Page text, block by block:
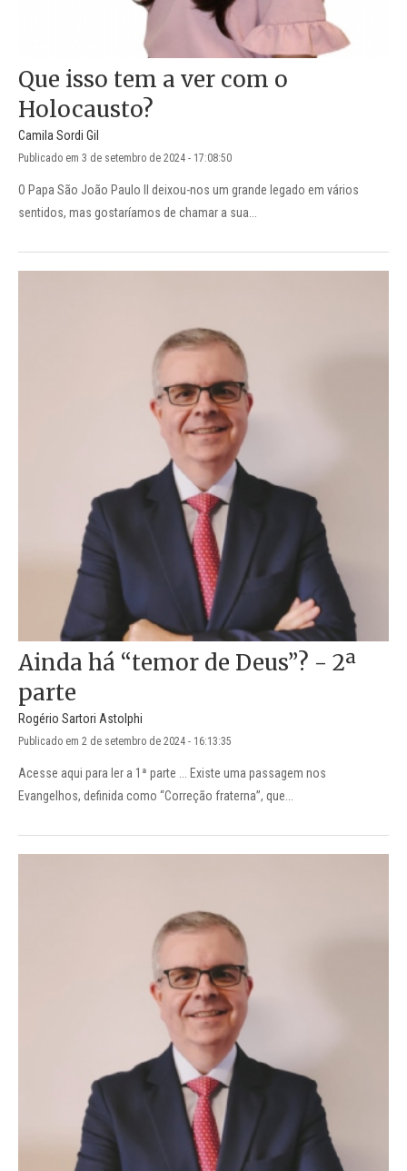
Que isso tem a ver com o
Holocausto?
Camila Sordi Gil
Publicado em 3 de setembro de 2024 - 17:08:50
O Papa São João Paulo II deixou-nos um grande legado em vários
sentidos, mas gostaríamos de chamar a sua...
Ainda há “temor de Deus”? - 2ª
parte
Rogério Sartori Astolphi
Publicado em 2 de setembro de 2024 - 16:13:35
Acesse aqui para ler a 1ª parte ... Existe uma passagem nos
Evangelhos, definida como “Correção fraterna”, que...